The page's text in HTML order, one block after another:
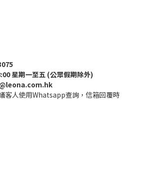
星期一至五 (公眾假期除外)
客人使用Whatsapp查詢，信箱回覆時